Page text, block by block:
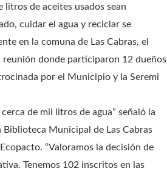
litros de aceites usados sean
cuidar el agua y reciclar se
en la comuna de Las Cabras, el
reunión donde participaron 12 dueños
por el Municipio y la Seremi
de mil litros de agua” señaló la
Municipal de Las Cabras
“Valoramos la decisión de
Tenemos 102 inscritos en las